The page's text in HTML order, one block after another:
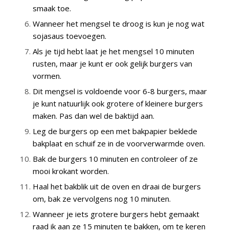
smaak toe.
Wanneer het mengsel te droog is kun je nog wat
sojasaus toevoegen.
Als je tijd hebt laat je het mengsel 10 minuten
rusten, maar je kunt er ook gelijk burgers van
vormen.
Dit mengsel is voldoende voor 6-8 burgers, maar
je kunt natuurlijk ook grotere of kleinere burgers
maken. Pas dan wel de baktijd aan.
Leg de burgers op een met bakpapier beklede
bakplaat en schuif ze in de voorverwarmde oven.
Bak de burgers 10 minuten en controleer of ze
mooi krokant worden.
Haal het bakblik uit de oven en draai de burgers
om, bak ze vervolgens nog 10 minuten.
Wanneer je iets grotere burgers hebt gemaakt
raad ik aan ze 15 minuten te bakken, om te keren